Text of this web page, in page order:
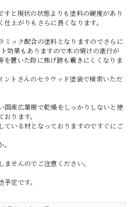
すと現状の状態よりも塗料の硬度があり
上がりもさらに良くなります。
ミック配合の塗料となりますのでさらに
効果もありますので木の焼けの進行が
を置いた際に焦げ跡も着きにくくなりま
ントさんのセラウッド塗装で検索いただ
国産広葉樹で乾燥をしっかりしないと使
ります。
ている材となっておりますのですぐにご
せんのでご注意ください。
定です。